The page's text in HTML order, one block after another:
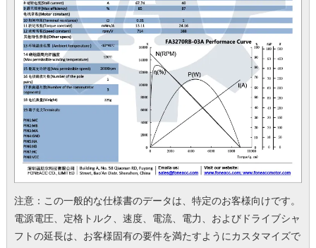
注意：この一般的な仕様書のデータは、特定のお客様向けです。
電源電圧、定格トルク、速度、電流、電力、およびドライブシャ
フトの延長は、お客様固有の要件を満たすようにカスタマイズで